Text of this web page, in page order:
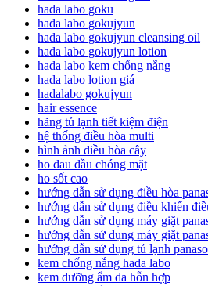
hada labo goku
hada labo gokujyun
hada labo gokujyun cleansing oil
hada labo gokujyun lotion
hada labo kem chống nắng
hada labo lotion giá
hadalabo gokujyun
hair essence
hãng tủ lạnh tiết kiệm điện
hệ thống điều hòa multi
hình ảnh điều hòa cây
ho đau đầu chóng mặt
ho sốt cao
hướng dẫn sử dụng điều hòa
hướng dẫn sử dụng điều khiển
hướng dẫn sử dụng máy giặt
hướng dẫn sử dụng máy giặt
hướng dẫn sử dụng tủ lạnh
kem chống nắng hada labo
kem dưỡng ẩm da hỗn hợp